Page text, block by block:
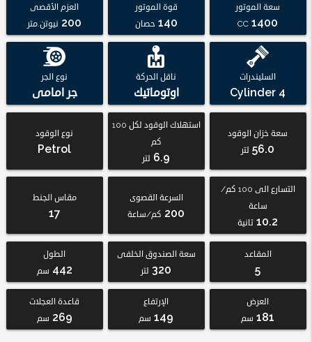
سعة الموتور
1400
CC
قوة الموتور
140 حصان
العزم الأقصى
200 نيوتن.متر
السليندرات
4 Cylinder
ناقل الحركة
اوتوماتيك
نوع الجر
جر امامى
سعة خزان الوقود
56.0 لتر
استهلاك الوقود لكل 100
كم
6.9 لتر
نوع الوقود
Petrol
التسارع الى 100 كم/
ساعة
10.2 ثانية
السرعة القصوى
200 كم/ساعة
مقاس الجنط
17
المقاعد
5
سعة الصندوق الخلفى
320 لتر
الطول
442 سم
العرض
181 سم
الإرتفاع
149 سم
قاعدة العجلات
269 سم